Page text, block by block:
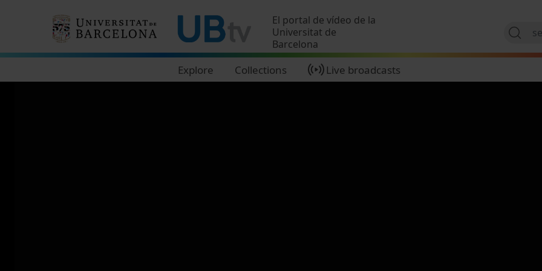
El portal de vídeo de la
Universitat de
Barcelona
Explore Collections Live broadcasts